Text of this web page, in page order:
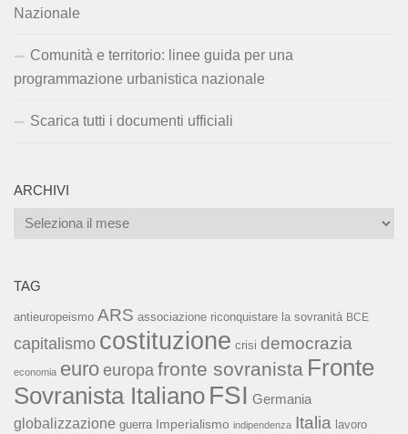
Nazionale
Comunità e territorio: linee guida per una
programmazione urbanistica nazionale
Scarica tutti i documenti ufficiali
ARCHIVI
Archivi
TAG
antieuropeismo ARS associazione riconquistare la sovranità BCE
capitalismo costituzione crisi democrazia
economia euro europa fronte sovranista Fronte
Sovranista Italiano FSI Germania
globalizzazione guerra Imperialismo indipendenza Italia lavoro